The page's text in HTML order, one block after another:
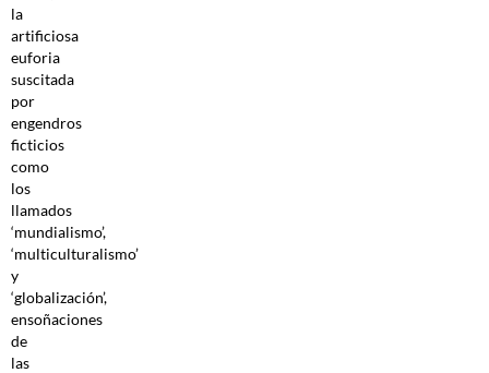
la
artificiosa
euforia
suscitada
por
engendros
ficticios
como
los
llamados
‘mundialismo’,
‘multiculturalismo’
y
‘globalización’,
ensoñaciones
de
las